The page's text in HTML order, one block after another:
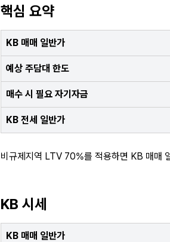
핵심 요약
KB 매매 일반가
예상 주담대 한도
매수 시 필요 자기자금
KB 전세 일반가
비규제지역 LTV 70%를 적용하면 KB 매매
KB 시세
KB 매매 일반가